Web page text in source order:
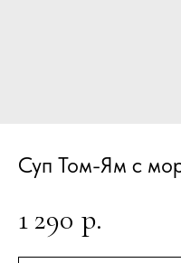
Суп Том-Ям с
1 290 р.